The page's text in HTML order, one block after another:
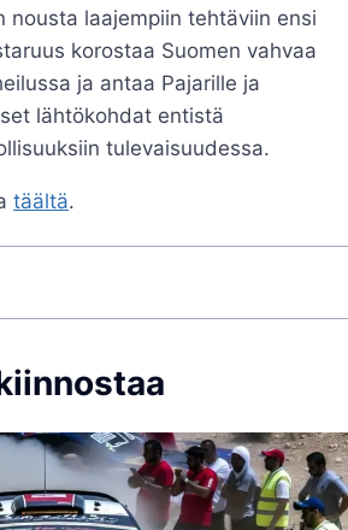
nousta laajempiin tehtäviin ensi
korostaa Suomen vahvaa
ja antaa Pajarille ja
lähtökohdat entistä
tulevaisuudessa.
täältä.